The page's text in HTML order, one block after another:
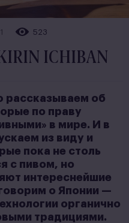
523
ICHIBAN
рассказываем об
по праву
в мире. И в
из виду и
пока не столь
с пивом, но
интереснейшие
о Японии —
органично
традициями.